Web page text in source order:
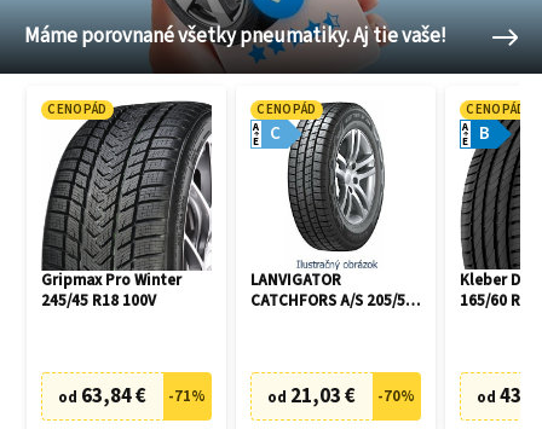
Máme porovnané všetky pneumatiky. Aj tie vaše!
CENOPÁD
Gripmax Pro Winter
245/45 R18 100V
od 63,84 € -71%
CENOPÁD
C
A
E
LANVIGATOR
CATCHFORS A/S 205/55
od 21,03 € -70%
CENOPÁD
B
A
E
Kleber
165/60 R14
od